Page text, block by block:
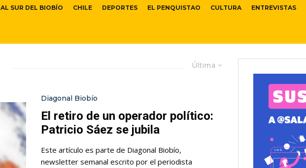
AL SUR DEL BIOBÍO CHILE DEPORTES EL PENQUISTAO CULTURA ENTREVISTAS
Última
Diagonal Biobío
El retiro de un operador político:
Patricio Sáez se jubila
Este artículo es parte de Diagonal Biobío,
newsletter semanal escrito por el periodista